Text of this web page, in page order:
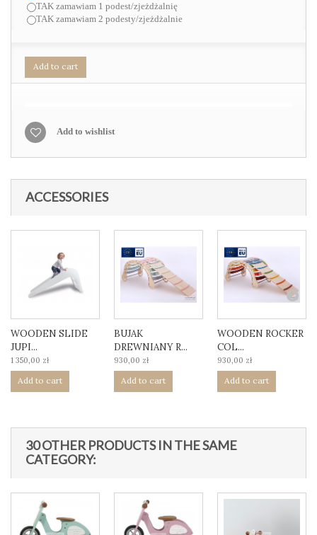
TAK zamawiam 1 podest/zjeżdżalnię
TAK zamawiam 2 podesty/zjeżdżalnie
Add to cart
Add to wishlist
ACCESSORIES
WOODEN SLIDE
JUPI...
1 350,00 zł
Add to cart
BUJAK
DREWNIANY R...
930,00 zł
Add to cart
WOODEN ROCKER
COL...
930,00 zł
Add to cart
30 OTHER PRODUCTS IN THE SAME
CATEGORY: